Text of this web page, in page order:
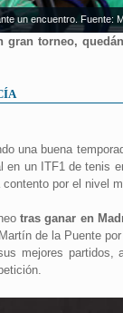
un encuentro. Fuente:
gran torneo,
una buena
en un ITF1 de tenis
por el nivel
tras ganar en
de la Puente
mejores